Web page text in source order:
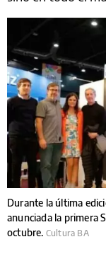
Durante la última
anunciada la primera
octubre. Cultura BA